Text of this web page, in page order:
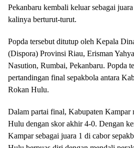
Pekanbaru kembali keluar sebagai
kalinya berturut-turut.
Popda tersebut ditutup oleh Kepala
(Dispora) Provinsi Riau, Erisman
Nasution, Rumbai, Pekanbaru. Popda
pertandingan final sepakbola antara
Rokan Hulu.
Dalam partai final, Kabupaten Kampar
Hulu dengan skor akhir 4-0. Dengan
Kampar sebagai juara 1 di cabor